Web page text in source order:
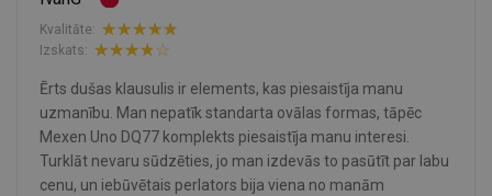
Kvalitāte:
Izskats:
Ērts dušas klausulis ir elements, kas piesaistīja manu
uzmanību. Man nepatīk standarta ovālas formas, tāpēc
Mexen Uno DQ77 komplekts piesaistīja manu interesi.
Turklāt nevaru sūdzēties, jo man izdevās to pasūtīt par labu
cenu, un iebūvētais perlators bija viena no manām